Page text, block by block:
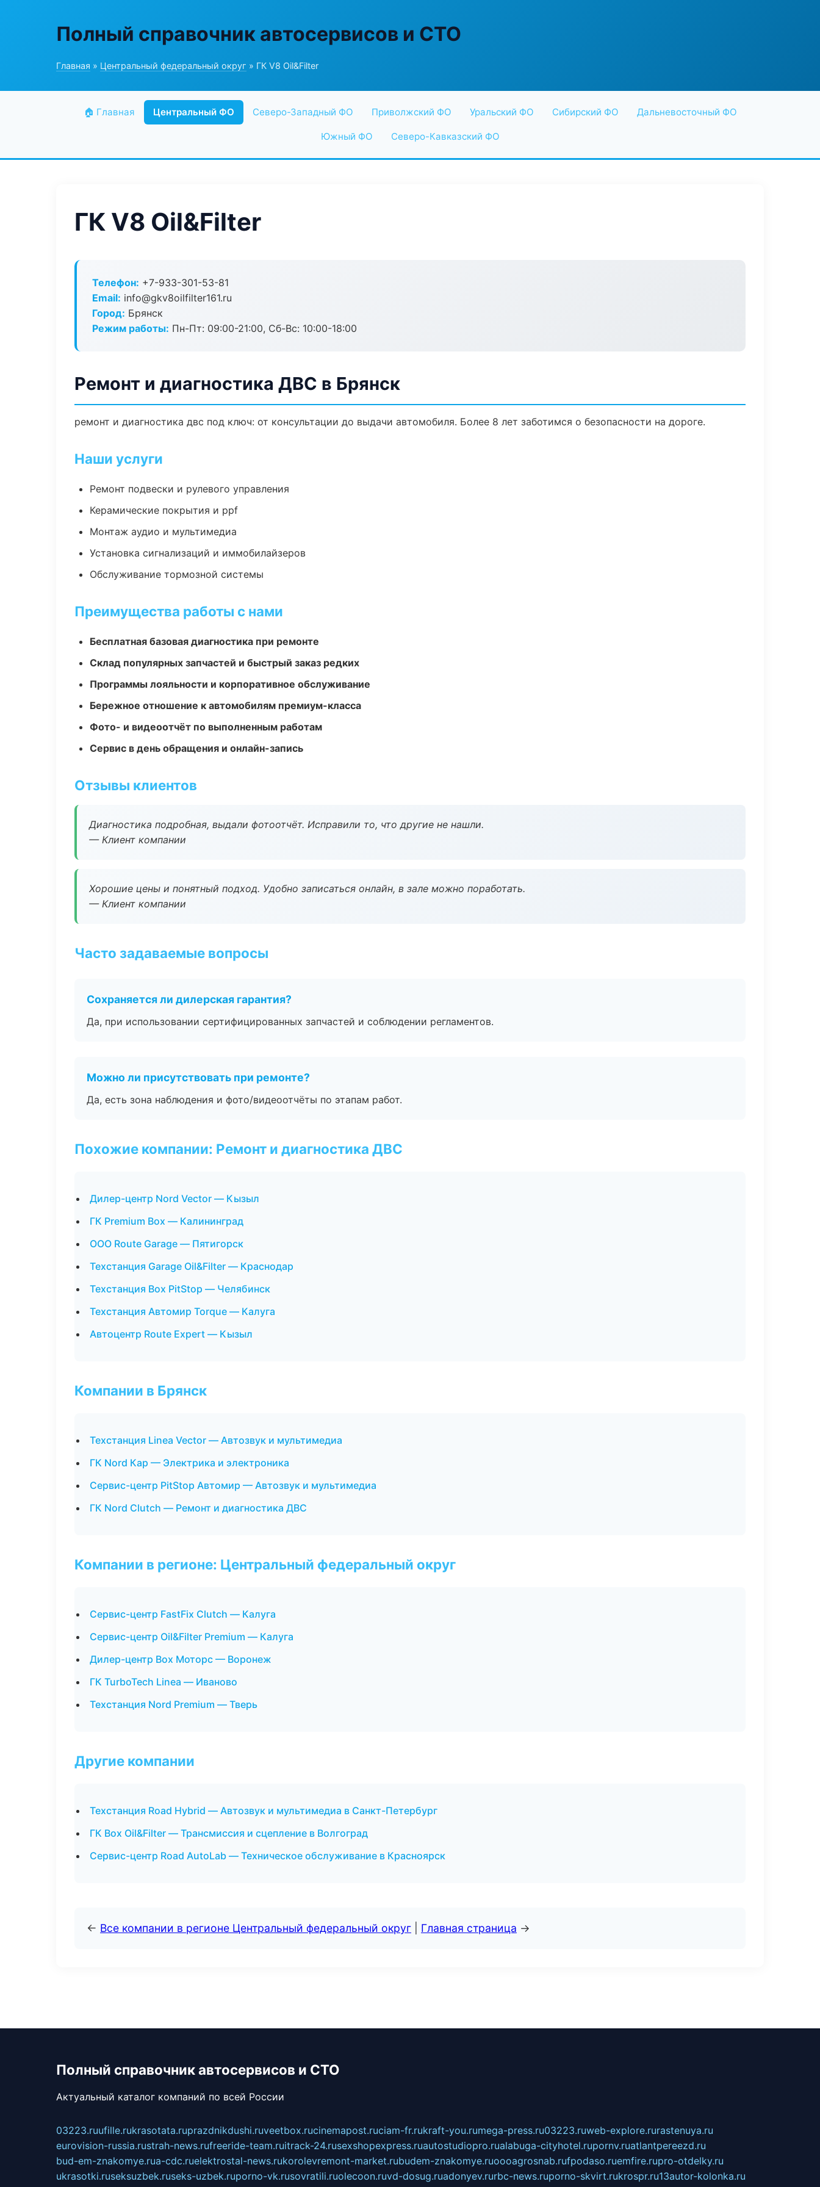
Полный справочник автосервисов и СТО
Главная » Центральный федеральный округ » ГК V8 Oil&Filter
🏠 Главная Центральный ФО Северо-Западный ФО Приволжский ФО Уральский ФО Сибирский ФО Дальневосточный ФО
Южный ФО Северо-Кавказский ФО
ГК V8 Oil&Filter
Телефон: +7-933-301-53-81
Email: info@gkv8oilfilter161.ru
Город: Брянск
Режим работы: Пн-Пт: 09:00-21:00, Сб-Вс: 10:00-18:00
Ремонт и диагностика ДВС в Брянск
ремонт и диагностика двс под ключ: от консультации до выдачи автомобиля. Более 8 лет заботимся о безопасности на дороге.
Наши услуги
Ремонт подвески и рулевого управления
Керамические покрытия и ppf
Монтаж аудио и мультимедиа
Установка сигнализаций и иммобилайзеров
Обслуживание тормозной системы
Преимущества работы с нами
Бесплатная базовая диагностика при ремонте
Склад популярных запчастей и быстрый заказ редких
Программы лояльности и корпоративное обслуживание
Бережное отношение к автомобилям премиум-класса
Фото- и видеоотчёт по выполненным работам
Сервис в день обращения и онлайн-запись
Отзывы клиентов
Диагностика подробная, выдали фотоотчёт. Исправили то, что другие не нашли.
— Клиент компании
Хорошие цены и понятный подход. Удобно записаться онлайн, в зале можно поработать.
— Клиент компании
Часто задаваемые вопросы
Сохраняется ли дилерская гарантия?
Да, при использовании сертифицированных запчастей и соблюдении регламентов.
Можно ли присутствовать при ремонте?
Да, есть зона наблюдения и фото/видеоотчёты по этапам работ.
Похожие компании: Ремонт и диагностика ДВС
Дилер-центр Nord Vector — Кызыл
ГК Premium Box — Калининград
ООО Route Garage — Пятигорск
Техстанция Garage Oil&Filter — Краснодар
Техстанция Box PitStop — Челябинск
Техстанция Автомир Torque — Калуга
Автоцентр Route Expert — Кызыл
Компании в Брянск
Техстанция Linea Vector — Автозвук и мультимедиа
ГК Nord Кар — Электрика и электроника
Сервис-центр PitStop Автомир — Автозвук и мультимедиа
ГК Nord Clutch — Ремонт и диагностика ДВС
Компании в регионе: Центральный федеральный округ
Сервис-центр FastFix Clutch — Калуга
Сервис-центр Oil&Filter Premium — Калуга
Дилер-центр Box Моторс — Воронеж
ГК TurboTech Linea — Иваново
Техстанция Nord Premium — Тверь
Другие компании
Техстанция Road Hybrid — Автозвук и мультимедиа в Санкт-Петербург
ГК Box Oil&Filter — Трансмиссия и сцепление в Волгоград
Сервис-центр Road AutoLab — Техническое обслуживание в Красноярск
← Все компании в регионе Центральный федеральный округ Главная страница →
Полный справочник автосервисов и СТО
Актуальный каталог компаний по всей России
03223.ruufille.rukrasotata.ruprazdnikdushi.ruveetbox.rucinemapost.ruciam-fr.rukraft-you.rumega-press.ru03223.ruweb-explore.rurastenuya.ru
eurovision-russia.rustrah-news.rufreeride-team.ruitrack-24.rusexshopexpress.ruautostudiopro.rualabuga-cityhotel.rupornv.ruatlantpereezd.ru
bud-em-znakomye.rua-cdc.ruelektrostal-news.rukorolevremont-market.rubudem-znakomye.ruoooagrosnab.rufpodaso.ruemfire.rupro-otdelky.ru
ukrasotki.ruseksuzbek.ruseks-uzbek.ruporno-vk.rusovratili.ruolecoon.ruvd-dosug.ruadonyev.rurbc-news.ruporno-skvirt.rukrospr.ru13autor-kolonka.ru